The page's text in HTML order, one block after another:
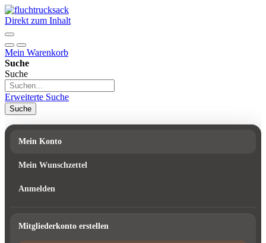
Direkt zum Inhalt
Mein Warenkorb
Suche
Suche
Erweiterte Suche
Suche
Mein Konto
Mein Wunschzettel
Anmelden
Mitgliederkonto erstellen